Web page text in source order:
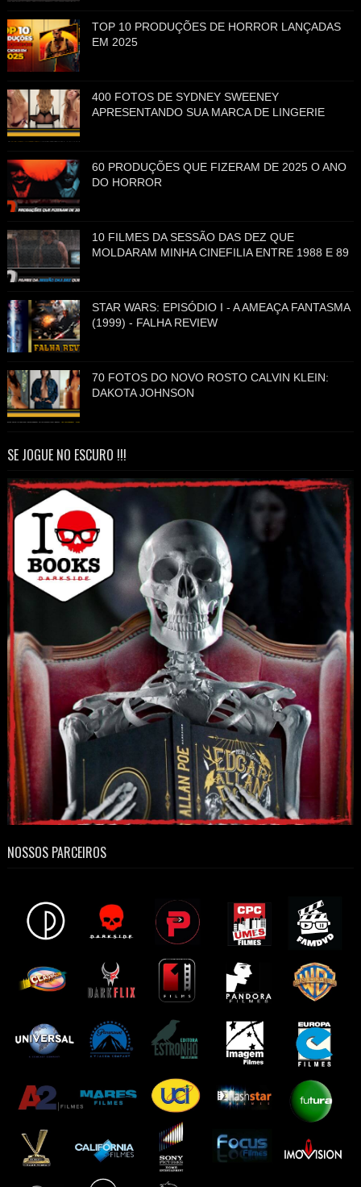
TOP 10 PRODUÇÕES DE HORROR LANÇADAS
EM 2025
400 FOTOS DE SYDNEY SWEENEY
APRESENTANDO SUA MARCA DE LINGERIE
60 PRODUÇÕES QUE FIZERAM DE 2025 O ANO
DO HORROR
10 FILMES DA SESSÃO DAS DEZ QUE
MOLDARAM MINHA CINEFILIA ENTRE 1988 E 89
STAR WARS: EPISÓDIO I - A AMEAÇA FANTASMA
(1999) - FALHA REVIEW
70 FOTOS DO NOVO ROSTO CALVIN KLEIN:
DAKOTA JOHNSON
SE JOGUE NO ESCURO !!!
NOSSOS PARCEIROS